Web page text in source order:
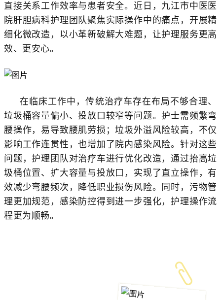
直接关系工作效率与患者安全。近日，九江市中医医
院肝胆病科护理团队聚焦实际操作中的痛点，开展精
细化微改造，以小革新破解大难题，让护理服务更高
效、更安心。
在临床工作中，传统治疗车存在布局不够合理、
垃圾桶容量偏小、投放口较窄等问题。护士需频繁弯
腰操作，易导致腰肌劳损；垃圾外溢风险较高，不仅
影响工作连贯性，也增加了院内感染风险。针对这些
问题，护理团队对治疗车进行优化改造，通过抬高垃
圾桶位置、扩大容量与投放口，实现了直立操作，有
效减少弯腰频次，降低职业损伤风险。同时，污物管
理更加规范，感染防控得到进一步强化，护理操作流
程更为顺畅。